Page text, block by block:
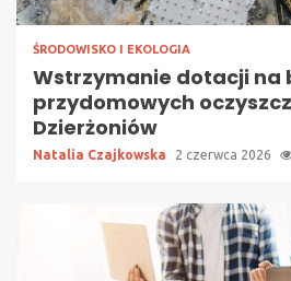
ŚRODOWISKO I EKOLOGIA
Wstrzymanie dotacji na
przydomowych
Dzierżoniów
Natalia Czajkowska 2 czerwca 2026